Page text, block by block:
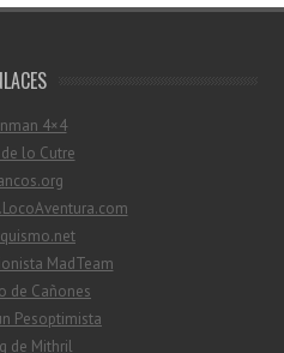
4×4
lo Cutre
MadTeam
de Cañones
Pesoptimista
de Mithril